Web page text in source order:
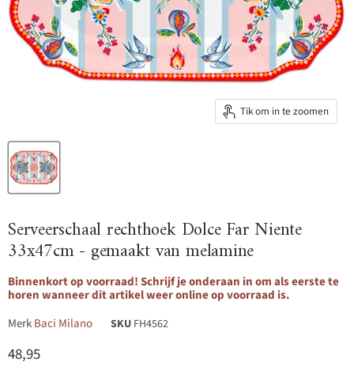
Tik om in te zoomen
Serveerschaal rechthoek Dolce Far Niente
33x47cm - gemaakt van melamine
Binnenkort op voorraad! Schrijf je onderaan in om als eerste te
horen wanneer dit artikel weer online op voorraad is.
MerkBaci Milano SKU FH4562
Huidige prijs
48,95